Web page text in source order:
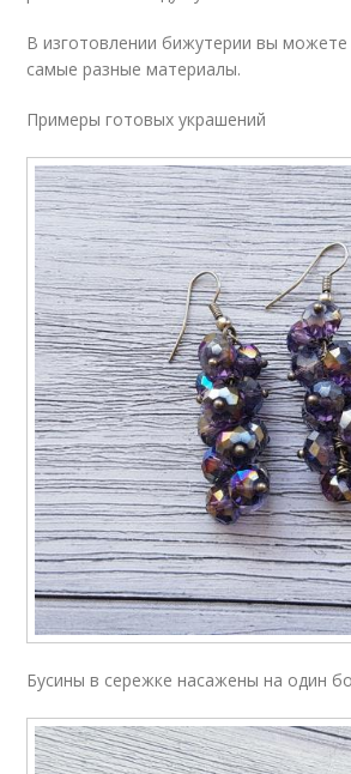
В изготовлении бижутерии вы можете
самые разные материалы.
Примеры готовых украшений
Бусины в сережке насажены на один